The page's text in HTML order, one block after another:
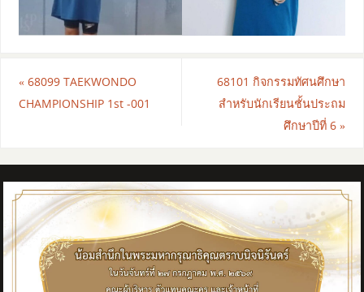
«68099 TAEKWONDO
CHAMPIONSHIP 1st -001
68101 กิจกรรมทัศนศึกษา
สำหรับนักเรียนชั้นประถม
ศึกษาปีที่ 6»